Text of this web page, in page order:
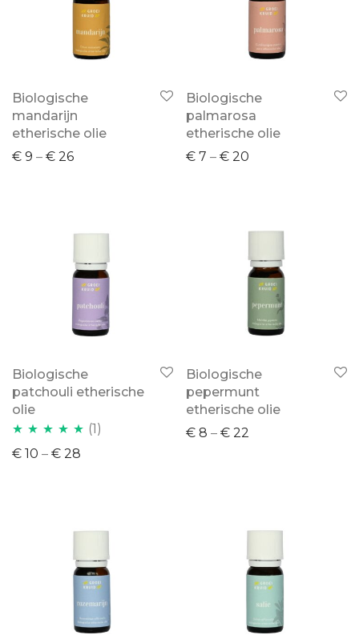
Biologische
mandarijn
etherische olie
€ 9 – € 26
Biologische
palmarosa
etherische olie
€ 7 – € 20
Biologische
patchouli etherische
olie
Waardering
(1)
€ 10 – € 28
Biologische
pepermunt
etherische olie
€ 8 – € 22